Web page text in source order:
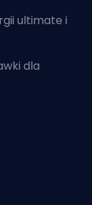
ultimate i
dla